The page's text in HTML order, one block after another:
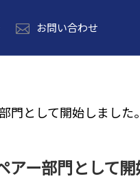
お問い合わせ
として開始しました。
ー部門として開